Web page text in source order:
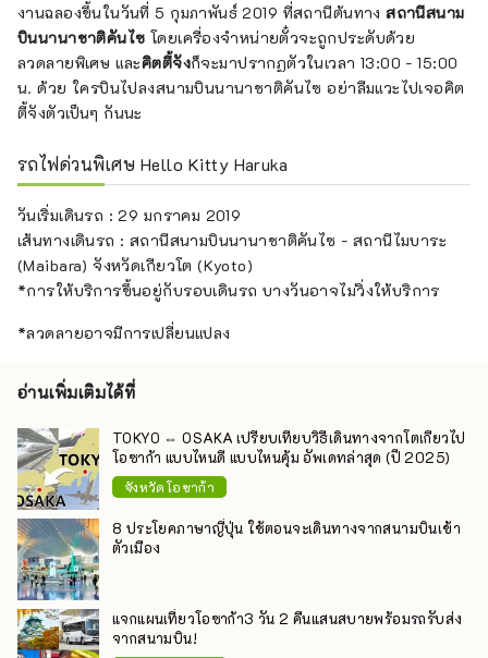
งานฉลองขึ้นในวันที่ 5 กุมภาพันธ์ 2019 ที่สถานีต้นทางสถานีสนาม
บินนานาชาติคันไซ โดยเครื่องจำหน่ายตั๋วจะถูกประดับด้วย
ลวดลายพิเศษ และคิตตี้จังก็จะมาปรากฏตัวในเวลา 13:00 - 15:00
น. ด้วย ใครบินไปลงสนามบินนานาชาติคันไซ อย่าลืมแวะไปเจอคิต
ตี้จังตัวเป็นๆ กันนะ
รถไฟด่วนพิเศษ Hello Kitty Haruka
วันเริ่มเดินรถ : 29 มกราคม 2019
เส้นทางเดินรถ : สถานีสนามบินนานาชาติคันไซ - สถานีไมบาระ
(Maibara) จังหวัดเกียวโต (Kyoto)
*การให้บริการขึ้นอยู่กับรอบเดินรถ บางวันอาจไม่วิ่งให้บริการ
*ลวดลายอาจมีการเปลี่ยนแปลง
อ่านเพิ่มเติมได้ที่
TOKYO ⇔ OSAKA เปรียบเทียบวิธีเดินทางจากโตเกียวไป
โอซาก้า แบบไหนดี แบบไหนคุ้ม อัพเดทล่าสุด (ปี 2025)
จังหวัดโอซาก้า
8 ประโยคภาษาญี่ปุ่น ใช้ตอนจะเดินทางจากสนามบินเข้า
ตัวเมือง
แจกแผนเที่ยวโอซาก้า3 วัน 2 คืนแสนสบายพร้อมรถรับส่ง
จากสนามบิน!